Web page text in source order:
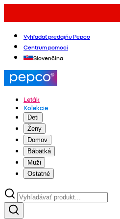
Vyhľadať predajňu Pepco
Centrum pomoci
Slovenčina
Leták
Kolekcie
Deti
Ženy
Domov
Bábätká
Muži
Ostatné